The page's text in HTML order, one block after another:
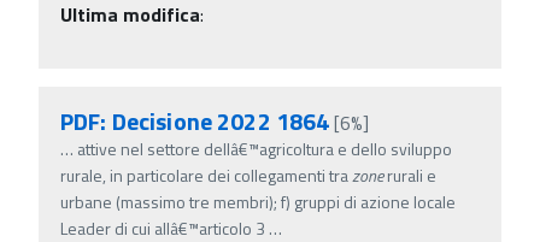
Ultima modifica:
PDF: Decisione 2022 1864[6%]
… attive nel settore dellâ€™agricoltura e dello sviluppo
rurale, in particolare dei collegamenti trazonerurali e
urbane (massimo tre membri); f) gruppi di azione locale
Leader di cui allâ€™articolo 3 …